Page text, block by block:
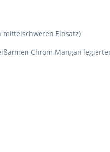
mittelschweren Einsatz)
Chrom-Mangan